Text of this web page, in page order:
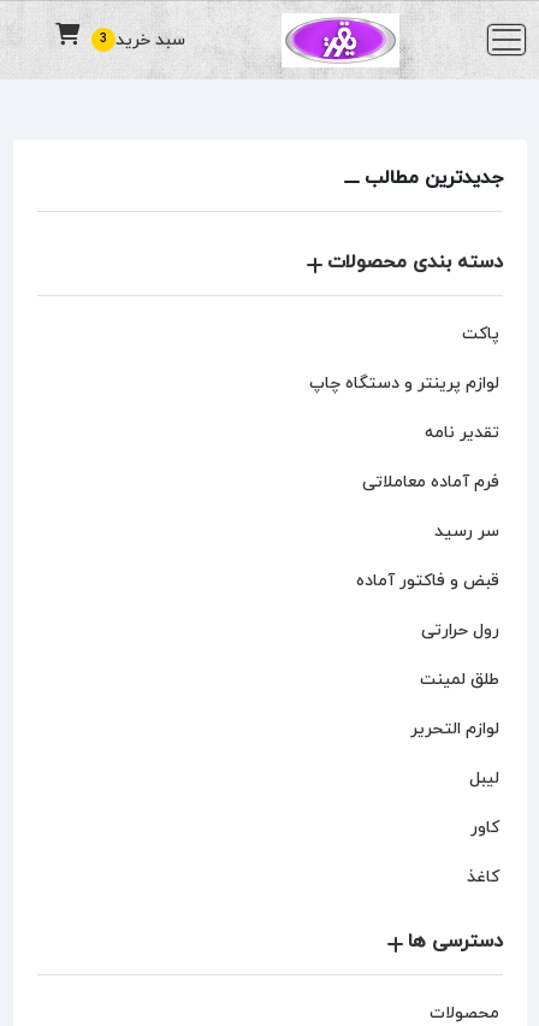
3 سبد خرید
جدیدترین مطالب
دسته بندی محصولات
پاکت
لوازم پرینتر و دستگاه چاپ
تقدیر نامه
فرم آماده معاملاتی
سر رسید
قبض و فاکتور آماده
رول حرارتی
طلق لمینت
لوازم التحریر
لیبل
کاور
کاغذ
دسترسی ها
محصولات